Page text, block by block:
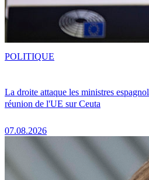
La droite attaque les ministres
réunion de l'UE sur Ceuta
07.08.2026
POLITIQUE